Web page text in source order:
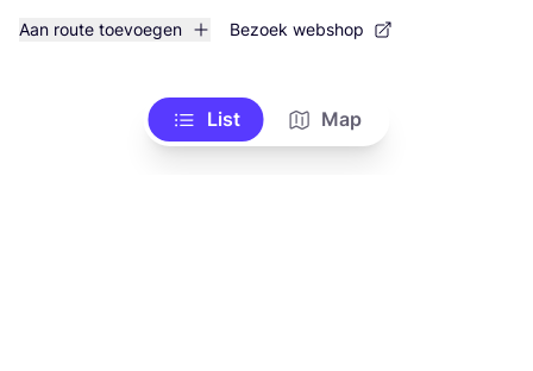
Aan route toevoegen Bezoek webshop
List Map